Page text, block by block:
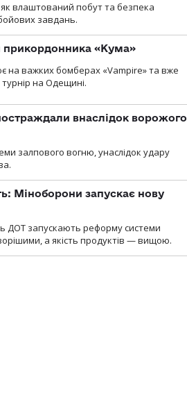
влаштований побут та безпека
завдань.
прикордонника «Кума»
на важких бомберах «Vampire» та вже
на Одещині.
внаслідок ворожого
залпового вогню, унаслідок удару
Міноборони запускає нову
ДОТ запускають реформу системи
а якість продуктів — вищою.